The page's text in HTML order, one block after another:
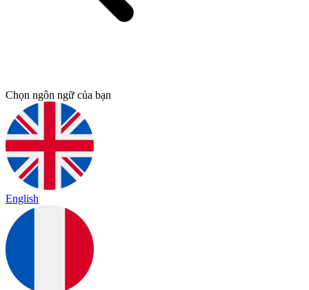
Chọn ngôn ngữ của bạn
English